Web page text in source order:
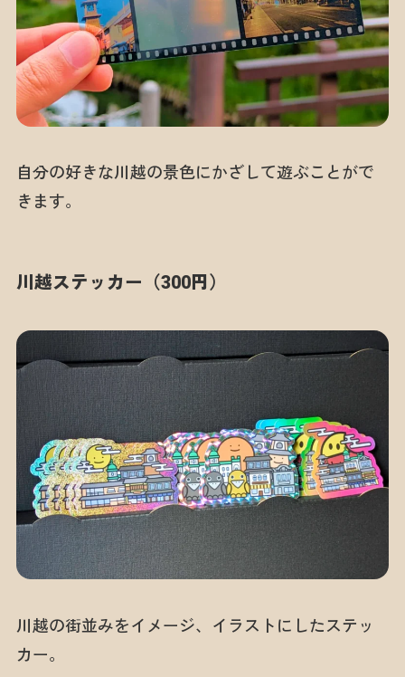
自分の好きな川越の景色にかざして遊ぶことがで
きます。
川越ステッカー（300円）
川越の街並みをイメージ、イラストにしたステッ
カー。